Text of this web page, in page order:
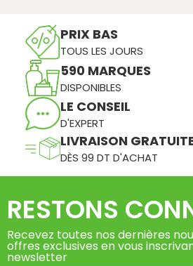
PRIX BAS
TOUS LES JOURS
590 MARQUES
DISPONIBLES
LE CONSEIL
D'EXPERT
LIVRAISON
DÈS 99 DT D'ACHAT
RESTONS
Recevez toutes nos dernières
offres exclusives en vous
newsletter